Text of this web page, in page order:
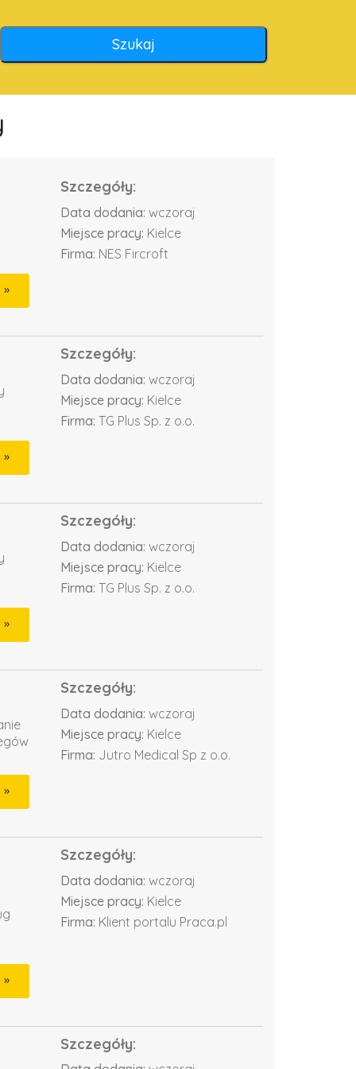
Szczegóły:
Data dodania: wczoraj
Miejsce pracy: Kielce
Firma: NES Fircroft
Szczegóły:
Data dodania: wczoraj
Miejsce pracy: Kielce
Firma: TG Plus Sp. z o.o.
Szczegóły:
Data dodania: wczoraj
Miejsce pracy: Kielce
Firma: TG Plus Sp. z o.o.
Szczegóły:
Data dodania: wczoraj
Miejsce pracy: Kielce
Firma: Jutro Medical Sp z o.o.
Szczegóły:
Data dodania: wczoraj
Miejsce pracy: Kielce
Firma: Klient portalu Praca.pl
Szczegóły: